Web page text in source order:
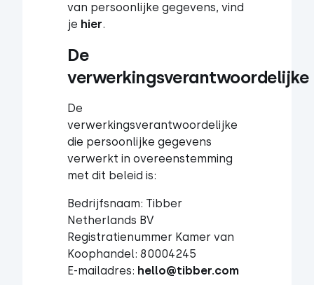
van persoonlijke gegevens, vind
je hier.
De
verwerkingsverantwoordelijke
De
verwerkingsverantwoordelijke
die persoonlijke gegevens
verwerkt in overeenstemming
met dit beleid is:
Bedrijfsnaam: Tibber
Netherlands BV
Registratienummer Kamer van
Koophandel: 80004245
E-mailadres: hello@tibber.com